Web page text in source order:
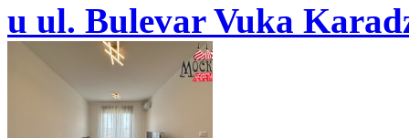
u ul. Bulevar Vuka